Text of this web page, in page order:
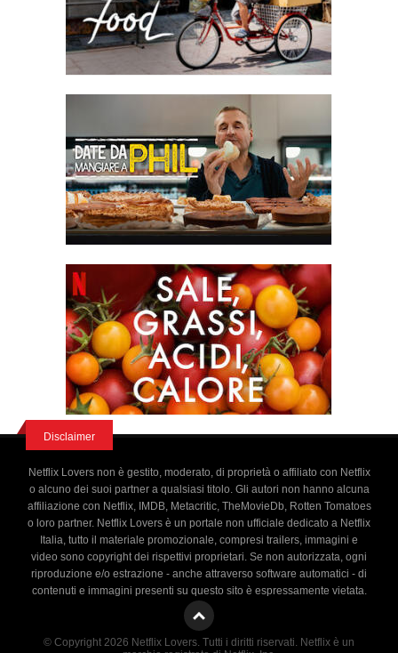
Disclaimer
Netflix Lovers non è gestito, moderato, di proprietà o affiliato con Netflix
o alcuno dei suoi partner a qualsiasi titolo. Gli autori non hanno alcuna
affiliazione con Netflix, IMDB, Metacritic, TheMovieDb, Rotten Tomatoes
o loro partner. Netflix Lovers è un portale non ufficiale dedicato a Netflix
Italia, tutto il materiale promozionale, compresi trailers, immagini e
video sono copyright dei rispettivi proprietari. Se non autorizzata, ogni
riproduzione e/o estrazione - anche attraverso software automatici - di
contenuti e immagini presenti su questo sito è espressamente vietata.
© Copyright 2026 Netflix Lovers. Tutti i diritti riservati. Netflix è un